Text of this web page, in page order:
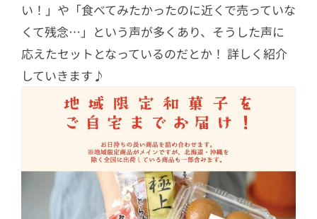
い！」や「食べてみたかったのに近くで売っていな
くて残念…」という声が多くあり、そうした声に
応えたセットとなっているのだとか！ 詳しく紹介
していきます♪